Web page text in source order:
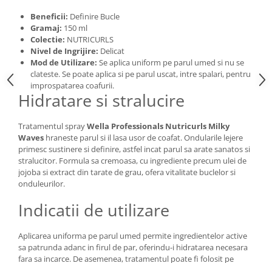
Beneficii: Definire Bucle
Gramaj: 150 ml
Colectie: NUTRICURLS
Nivel de Ingrijire: Delicat
Mod de Utilizare: Se aplica uniform pe parul umed si nu se
clateste. Se poate aplica si pe parul uscat, intre spalari, pentru
improspatarea coafurii.
Hidratare si stralucire
Tratamentul sprayWella Professionals Nutricurls Milky
Waves hraneste parul si il lasa usor de coafat. Ondularile lejere
primesc sustinere si definire, astfel incat parul sa arate sanatos si
stralucitor. Formula sa cremoasa, cu ingrediente precum ulei de
jojoba si extract din tarate de grau, ofera vitalitate buclelor si
onduleurilor.
Indicatii de utilizare
Aplicarea uniforma pe parul umed permite ingredientelor active
sa patrunda adanc in firul de par, oferindu-i hidratarea necesara
fara sa incarce. De asemenea, tratamentul poate fi folosit pe